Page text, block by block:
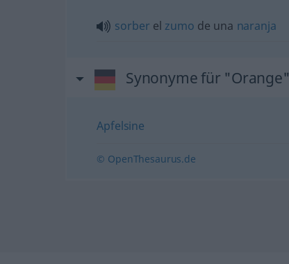
sorber el zumo de una naranja
Synonyme für "Orange"
Apfelsine
© OpenThesaurus.de